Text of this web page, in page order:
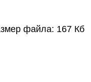
файла: 167 Кб